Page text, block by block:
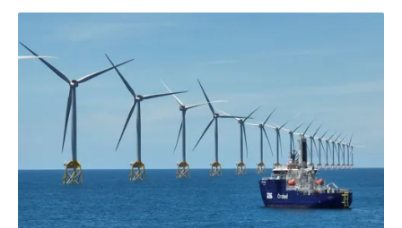
業。因應力積電、世界先進、Google資料中心未來可能進
駐，竹科管理局在去年提出第六次環差變更案，調整用地
配置，而水、電用量需求也將翻倍成長。此案擬將污水直
接排入西湖溪曾引起地方疑慮，開發單位規劃拉一條16.9
公里的專管，將廢水排至西湖溪出海口上游，避開灌溉取
水口。然而相關規劃與在地民眾當初訴求的「專管入海」
有所差距，在先前會議中，民眾多次表達污水即使不會影
響上游農業灌溉，仍可能衝擊下游西湖濕地生態、後龍捕
撈漁業，但該案在今年1月通